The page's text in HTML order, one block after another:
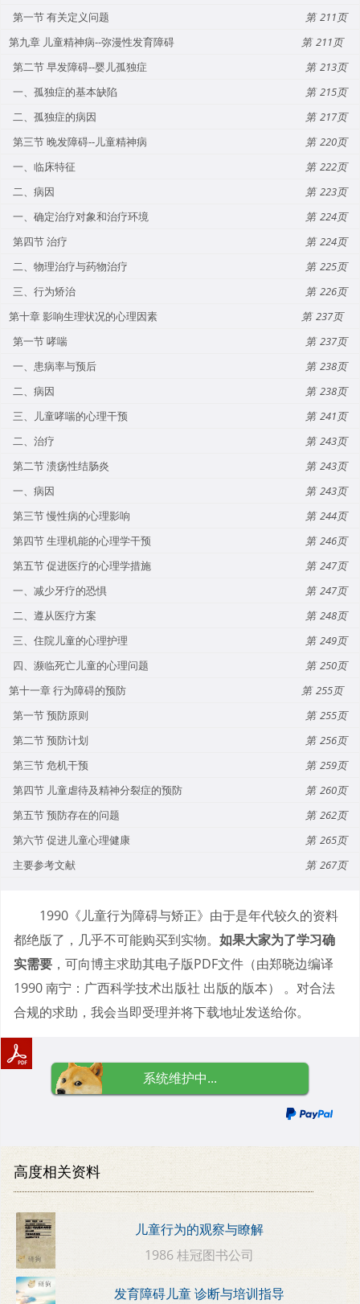
第一节 有关定义问题
211
第九章 儿童精神病--弥漫性发育障碍
211
第二节 早发障碍--婴儿孤独症
213
一、孤独症的基本缺陷
215
二、孤独症的病因
217
第三节 晚发障碍--儿童精神病
220
一、临床特征
222
二、病因
223
一、确定治疗对象和治疗环境
224
第四节 治疗
224
二、物理治疗与药物治疗
225
三、行为矫治
226
第十章 影响生理状况的心理因素
237
第一节 哮喘
237
一、患病率与预后
238
二、病因
238
三、儿童哮喘的心理干预
241
二、治疗
243
第二节 溃疡性结肠炎
243
一、病因
243
第三节 慢性病的心理影响
244
第四节 生理机能的心理学干预
246
第五节 促进医疗的心理学措施
247
一、减少牙疗的恐惧
247
二、遵从医疗方案
248
三、住院儿童的心理护理
249
四、濒临死亡儿童的心理问题
250
第十一章 行为障碍的预防
255
第一节 预防原则
255
第二节 预防计划
256
第三节 危机干预
259
第四节 儿童虐待及精神分裂症的预防
260
第五节 预防存在的问题
262
第六节 促进儿童心理健康
265
主要参考文献
267
1990《儿童行为障碍与矫正》由于是年代较久的资料
都绝版了，几乎不可能购买到实物。 如果大家为了学习确
实需要 ，可向博主求助其电子版PDF文件（由郑晓边编译
1990 南宁：广西科学技术出版社 出版的版本） 。对合法
合规的求助，我会当即受理并将下载地址发送给你。
系统维护中...
高度相关资料
儿童行为的观察与瞭解
1986 桂冠图书公司
发育障碍儿童 诊断与培训指导